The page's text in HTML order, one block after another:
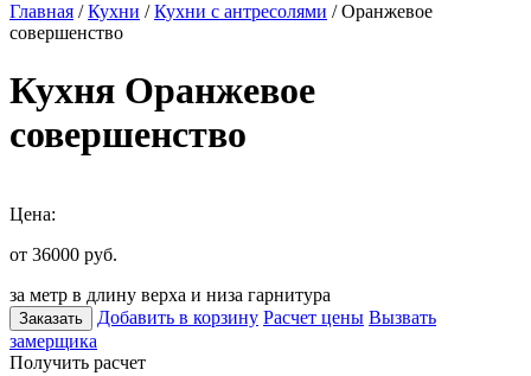
Главная /Кухни /Кухни с антресолями / Оранжевое
совершенство
Кухня Оранжевое
совершенство
Цена:
от 36000 руб.
за метр в длину верха и низа гарнитура
Заказать Добавить в корзину Расчет цены Вызвать
замерщика
Получить расчет